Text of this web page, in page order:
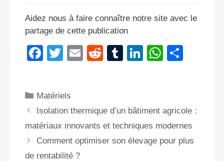
Aidez nous à faire connaître notre site avec le
partage de cette publication
F
e
b
o
o
T
er
E
R
t
T
r
Li
dI
n
W
A
p
p
er
Catégories
Matériels
Isolation thermique d’un bâtiment agricole :
matériaux innovants et techniques modernes
Comment optimiser son élevage pour plus
de rentabilité ?